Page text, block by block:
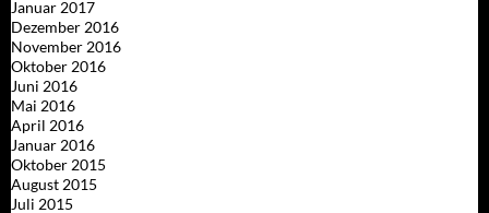
Januar 2017
Dezember 2016
November 2016
Oktober 2016
Juni 2016
Mai 2016
April 2016
Januar 2016
Oktober 2015
August 2015
Juli 2015